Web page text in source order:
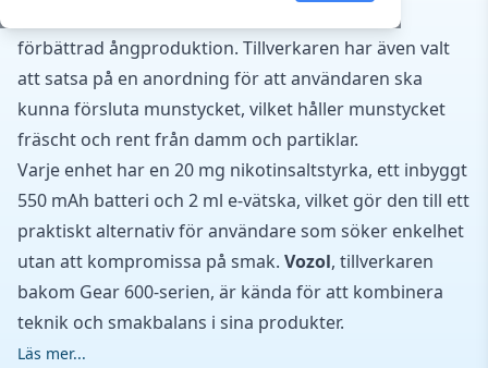
förbättrad ångproduktion. Tillverkaren har även valt
att satsa på en anordning för att användaren ska
kunna försluta munstycket, vilket håller munstycket
fräscht och rent från damm och partiklar.
Varje enhet har en 20 mg nikotinsaltstyrka, ett inbyggt
550 mAh batteri och 2 ml e-vätska, vilket gör den till ett
praktiskt alternativ för användare som söker enkelhet
utan att kompromissa på smak. Vozol, tillverkaren
bakom Gear 600-serien, är kända för att kombinera
teknik och smakbalans i sina produkter.
Läs mer...